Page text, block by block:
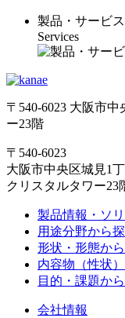
製品・サービ
Services
〒540-6023 大阪市
ー23階
〒540-6023
大阪市中央区城見1
クリスタルタワー23
製品情報・ソ
用途分野から
形状・形態か
内容物（性状
目的・課題か
会社情報